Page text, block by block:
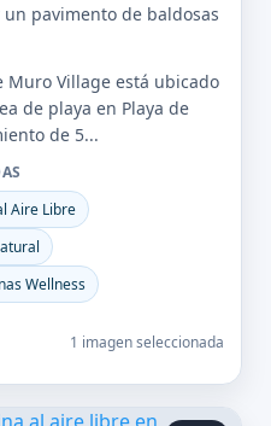
pavimento de baldosas
Muro Village está ubicado
de playa en Playa de
de 5...
Aire Libre
Wellness
1 imagen seleccionada